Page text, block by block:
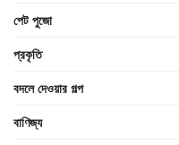
পেট পুজো
প্রকৃতি
বদলে দেওয়ার গল্প
বাণিজ্য